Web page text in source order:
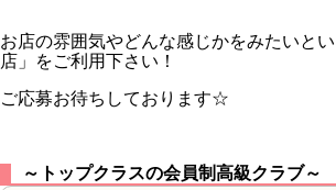
お店の雰囲気やどんな感じかをみたいと
店」をご利用下さい！
ご応募お待ちしております☆
～トップクラスの会員制高級クラブ～